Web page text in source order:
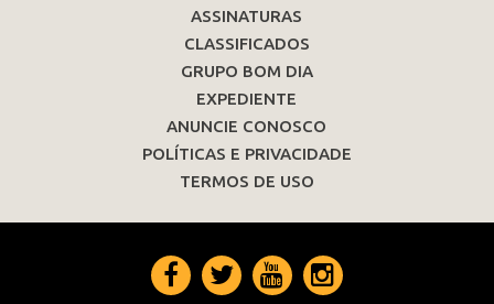
ASSINATURAS
CLASSIFICADOS
GRUPO BOM DIA
EXPEDIENTE
ANUNCIE CONOSCO
POLÍTICAS E PRIVACIDADE
TERMOS DE USO